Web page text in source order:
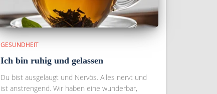
GESUNDHEIT
Ich bin ruhig und gelassen
Du bist ausgelaugt und Nervös. Alles nervt und
ist anstrengend. Wir haben eine wunderbar,